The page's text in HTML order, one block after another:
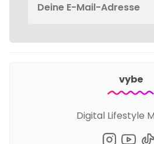
vybe
Digital Lifestyle